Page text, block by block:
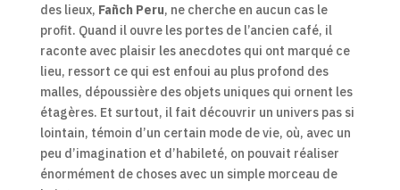
des lieux, Fañch Peru, ne cherche en aucun cas le
profit. Quand il ouvre les portes de l’ancien café, il
raconte avec plaisir les anecdotes qui ont marqué ce
lieu, ressort ce qui est enfoui au plus profond des
malles, dépoussière des objets uniques qui ornent les
étagères. Et surtout, il fait découvrir un univers pas si
lointain, témoin d’un certain mode de vie, où, avec un
peu d’imagination et d’habileté, on pouvait réaliser
énormément de choses avec un simple morceau de